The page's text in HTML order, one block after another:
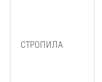
СТРОПИЛА